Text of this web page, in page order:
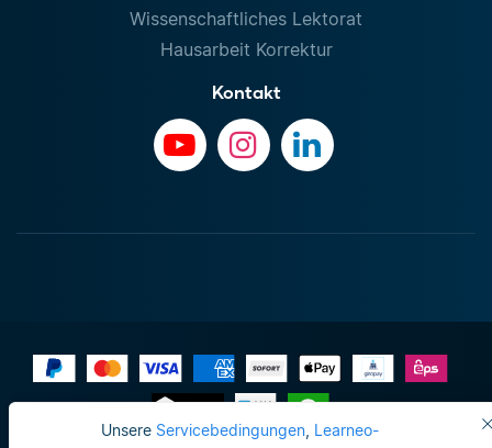
Unsere Servicebedingungen, Learneo-
Wissenschaftliches Lektorat
Hausarbeit Korrektur
Kontakt